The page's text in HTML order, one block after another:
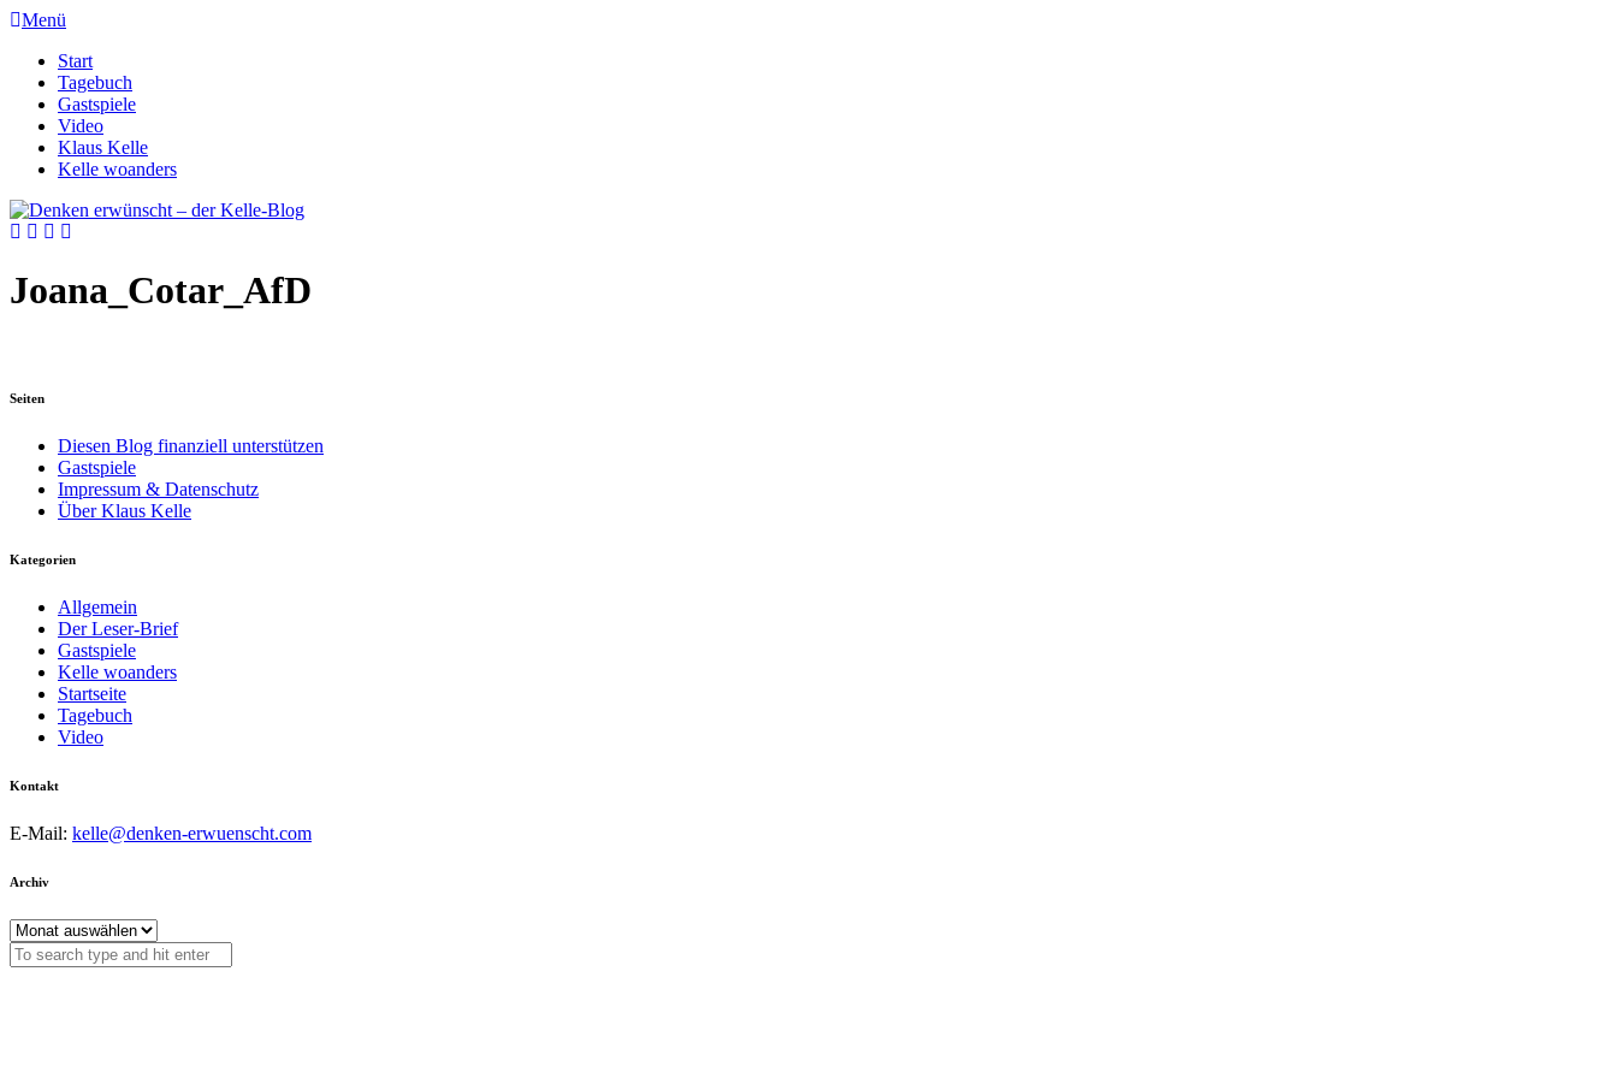
Menü
Start
Tagebuch
Gastspiele
Video
Klaus Kelle
Kelle woanders
Joana_Cotar_AfD
Seiten
Diesen Blog finanziell unterstützen
Gastspiele
Impressum & Datenschutz
Über Klaus Kelle
Kategorien
Allgemein
Der Leser-Brief
Gastspiele
Kelle woanders
Startseite
Tagebuch
Video
Kontakt
E-Mail: kelle@denken-erwuenscht.com
Archiv
Archiv